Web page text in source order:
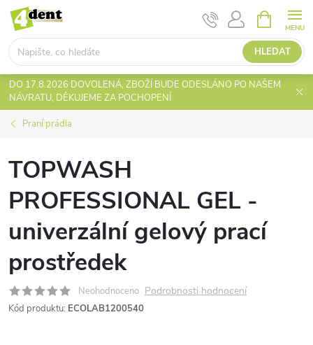
Přejít
obsah
HLEDAT
NÁKUPNÍ
KOŠÍK
DO 17.8.2026 DOVOLENÁ, ZBOŽÍ BUDE ODESLÁNO PO NAŠEM
NÁVRATU, DĚKUJEME ZA POCHOPENÍ
Praní prádla
TOPWASH
PROFESSIONAL GEL -
univerzální gelový prací
prostředek
Neohodnoceno Podrobnosti hodnocení
Kód produktu: ECOLAB1200540